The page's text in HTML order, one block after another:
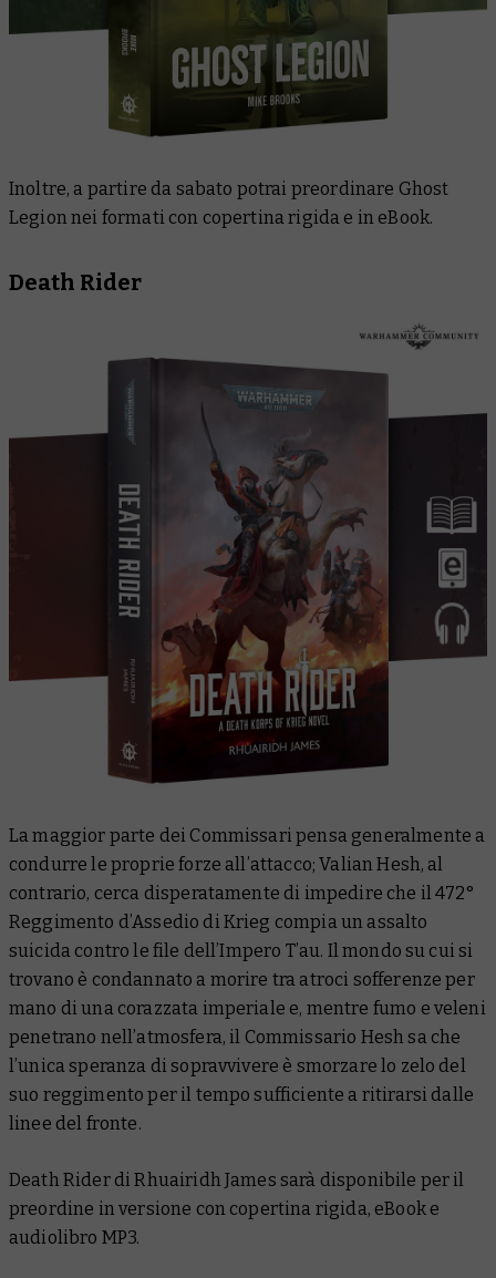
Inoltre, a partire da sabato potrai preordinare Ghost
Legion nei formati con copertina rigida e in eBook.
Death Rider
La maggior parte dei Commissari pensa generalmente a
condurre le proprie forze all’attacco; Valian Hesh, al
contrario, cerca disperatamente di impedire che il 472°
Reggimento d’Assedio di Krieg compia un assalto
suicida contro le file dell’Impero T’au. Il mondo su cui si
trovano è condannato a morire tra atroci sofferenze per
mano di una corazzata imperiale e, mentre fumo e veleni
penetrano nell’atmosfera, il Commissario Hesh sa che
l’unica speranza di sopravvivere è smorzare lo zelo del
suo reggimento per il tempo sufficiente a ritirarsi dalle
linee del fronte.
Death Riderdi Rhuairidh James sarà disponibile per il
preordine in versione con copertina rigida, eBook e
audiolibro MP3.